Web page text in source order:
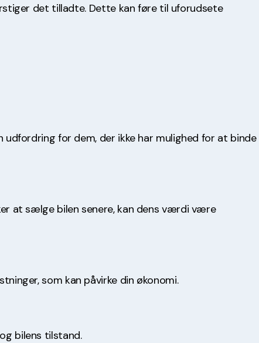
det tilladte. Dette kan føre til uforudsete
for dem, der ikke har mulighed for at binde
at sælge bilen senere, kan dens værdi være
som kan påvirke din økonomi.
bilens tilstand.